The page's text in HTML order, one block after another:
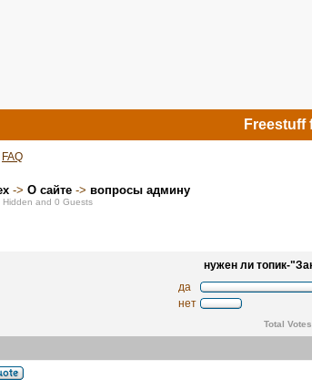
Freestuff
FAQ
-> О сайте -> вопросы админу
Hidden and 0 Guests
нужен ли топик-
да
нет
Total